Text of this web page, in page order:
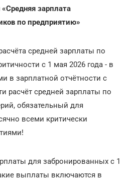
«Средняя зарплата
по предприятию»
средней зарплаты по
с 1 мая 2026 года - в
в зарплатной отчётности с
расчёт средней зарплаты по
обязательный для
всеми критически
для забронированных с 1
выплаты включаются в